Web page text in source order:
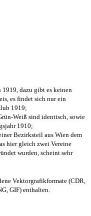
1919, dazu gibt es keinen
es findet sich nur ein
1919;
Weiß sind identisch, sowie
1910;
Bezirksteil aus Wien dem
hier gleich zwei Vereine
wurden, scheint sehr
Vektorgrafikformate (CDR,
GIF) enthalten.